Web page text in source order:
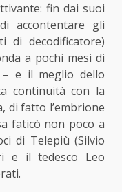
fin dai suoi
accontentare gli
di decodificatore)
a pochi mesi di
– e il meglio dello
continuità con la
di fatto l’embrione
faticò non poco a
di Telepiù (Silvio
e il tedesco Leo